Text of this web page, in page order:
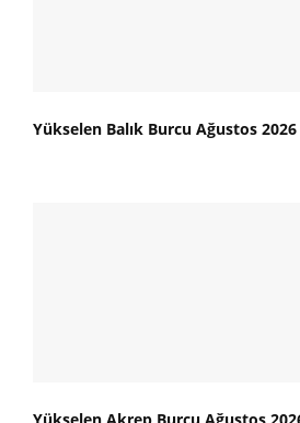
Yükselen Balık Burcu Ağustos